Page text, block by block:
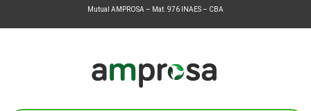
Mutual AMPROSA – Mat. 976 INAES – CBA